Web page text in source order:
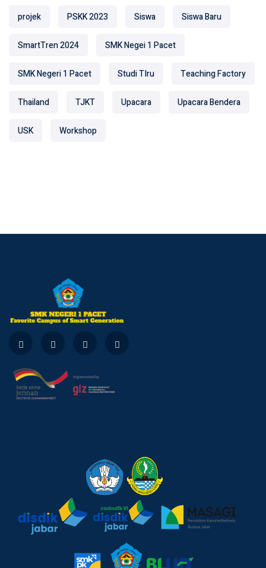
projek PSKK 2023 Siswa Siswa Baru
SmartTren 2024 SMK Negei 1 Pacet
SMK Negeri 1 Pacet Studi TIru Teaching Factory
Thailand TJKT Upacara Upacara Bendera
USK Workshop